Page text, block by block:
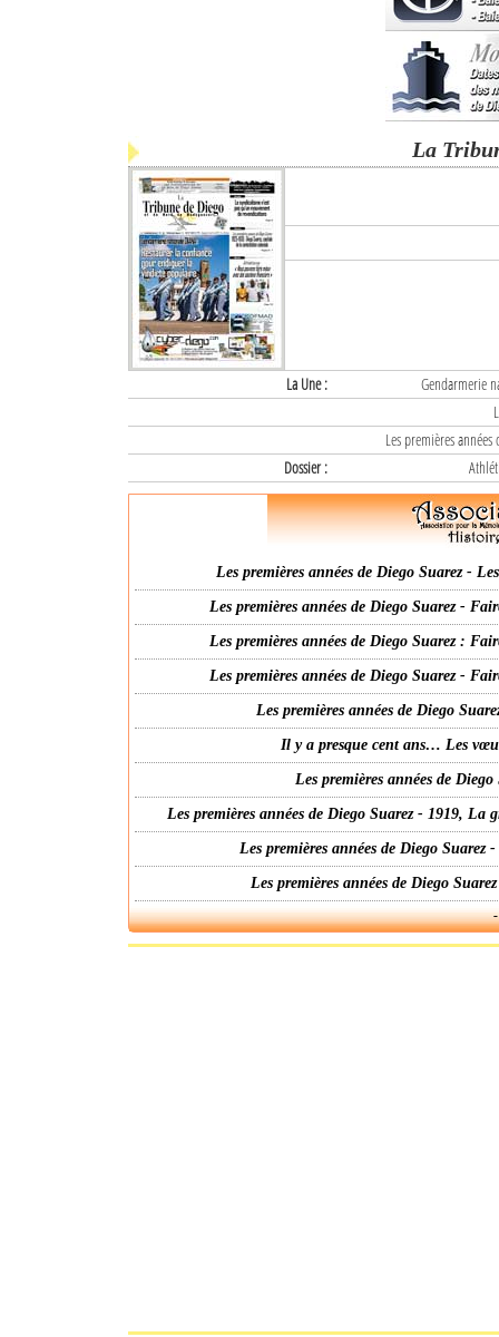
La
La Une :
Gendarmerie
Les premières
Dossier :
Les premières années de Diego Suarez -
Les premières années de Diego Suarez -
Les premières années de Diego Suarez :
Les premières années de Diego Suarez -
Les premières années de Diego
Il y a presque cent ans… Les
Les premières années de
Les premières années de Diego Suarez - 1919,
Les premières années de Diego
Les premières années de Diego